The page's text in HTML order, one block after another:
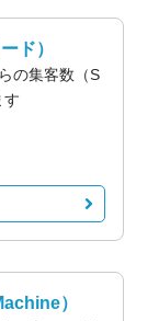
ド）
の集客数（S
す
）